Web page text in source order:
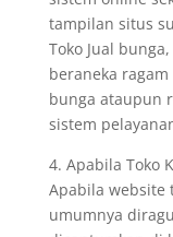
tampilan situs
Toko Jual
beraneka
bunga ataupun
sistem
4. Apabila Toko
Apabila website
umumnya